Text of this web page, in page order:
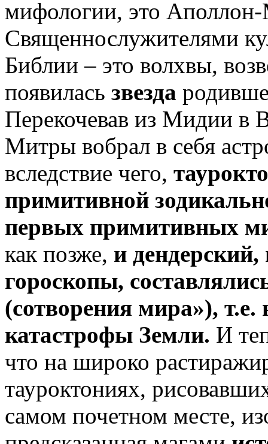
мифологии, это
Священнослужителями
Библии – это волхвы,
появилась звезда
Перекочевав из Мидии в
Митры вобрал в себя
вследствие чего,
примитивной
первых примитивных
как позже, и
гороскопы,
(сотворения мира»), т.е.
катастрофы Земли. И
что на широко
тауроктониях,
самом почетном месте,